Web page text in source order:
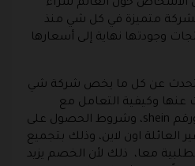
الأشخاص حول العالم شراء
متميزة في كل شي منذ
وجودتها نهاية إلى أسعارها
عن كل ما يخص شركة شي
عنها وكيفية التعامل مع
الموقع وتحميل التطبيق، ورقم shein، وشروط الحصول على
اون لاين، وذلك بتجميع
معا، ذلك لأن الخصم يزيد